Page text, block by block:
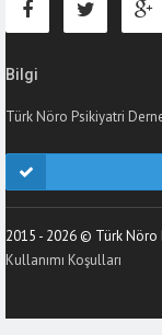
Bilgi
Türk Nöro Psikiyatri
2015 - 2026 © Türk Nöro
Kullanımı Koşulları